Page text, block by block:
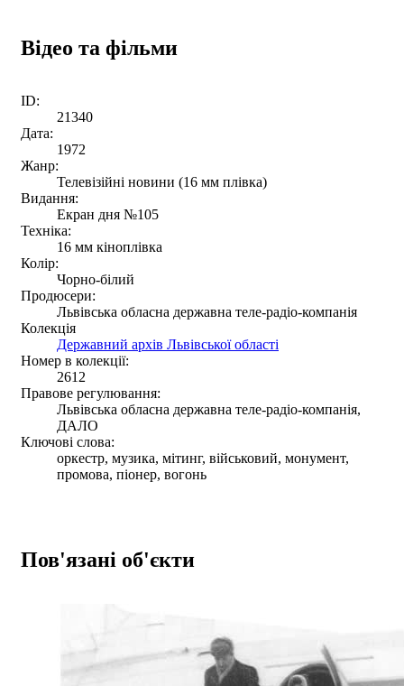
Відео та фільми
ID:
21340
Дата:
1972
Жанр:
Телевізійні новини (16 мм плівка)
Видання:
Екран дня №105
Техніка:
16 мм кіноплівка
Колір:
Чорно-білий
Продюсери:
Львівська обласна державна теле-радіо-компанія
Колекція
Державний архів Львівської області
Номер в колекції:
2612
Правове регулювання:
Львівська обласна державна теле-радіо-компанія,
ДАЛО
Ключові слова:
оркестр, музика, мітинг, військовий, монумент,
промова, піонер, вогонь
Пов'язані об'єкти